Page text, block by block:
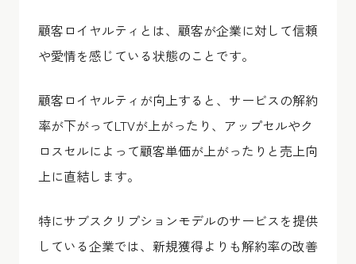
顧客ロイヤルティとは、顧客が企業に対して信頼
や愛情を感じている状態のことです。
顧客ロイヤルティが向上すると、サービスの解約
率が下がってLTVが上がったり、アップセルやク
ロスセルによって顧客単価が上がったりと売上向
上に直結します。
特にサブスクリプションモデルのサービスを提供
している企業では、新規獲得よりも解約率の改善